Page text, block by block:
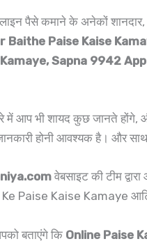
पैसे कमाने के अनेकों
Baithe Paise Kaise
Sapna 9942
में आप भी शायद कुछ जानते
होनी आवश्यक है। और साथ
वेबसाइट की टीम
Paise Kaise Kamaye
बताएंगे कि Online Paise